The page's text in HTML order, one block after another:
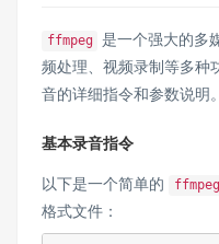
ffmpeg
是一个强大的多
频处理、视频录制等多种
音的详细指令和参数说明。
基本录音指令
以下是一个简单的 ffmpeg
格式文件：